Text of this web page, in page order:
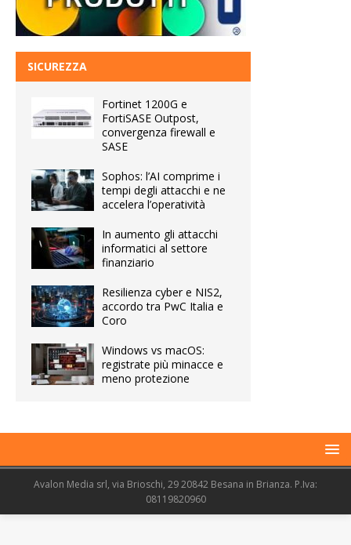
SICUREZZA
Fortinet 1200G e
FortiSASE Outpost,
convergenza firewall e
SASE
Sophos: l’AI comprime i
tempi degli attacchi e ne
accelera l’operatività
In aumento gli attacchi
informatici al settore
finanziario
Resilienza cyber e NIS2,
accordo tra PwC Italia e
Coro
Windows vs macOS:
registrate più minacce e
meno protezione
Avalon Media srl, via Brioschi, 29 20842 Besana in Brianza. P.Iva:
08119820960